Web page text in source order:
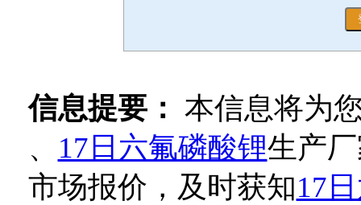
信息提要： 本信息将为
、 17日六氟磷酸锂生产
市场报价，及时获知17